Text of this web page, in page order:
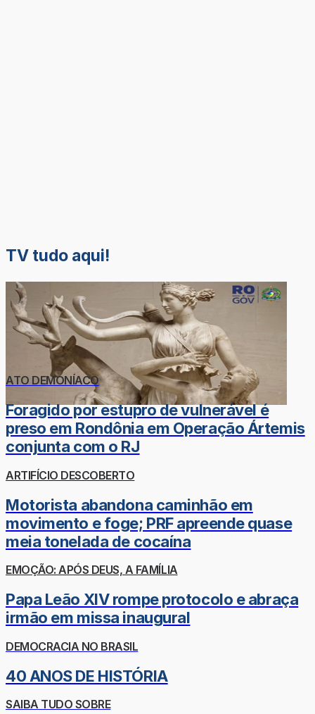
TV tudo aqui!
ATO DEMONÍACO
Foragido por estupro de vulnerável é
preso em Rondônia em Operação Ártemis
conjunta com o RJ
ARTIFÍCIO DESCOBERTO
Motorista abandona caminhão em
movimento e foge; PRF apreende quase
meia tonelada de cocaína
EMOÇÃO: APÓS DEUS, A FAMÍLIA
Papa Leão XIV rompe protocolo e abraça
irmão em missa inaugural
DEMOCRACIA NO BRASIL
40 ANOS DE HISTÓRIA
SAIBA TUDO SOBRE